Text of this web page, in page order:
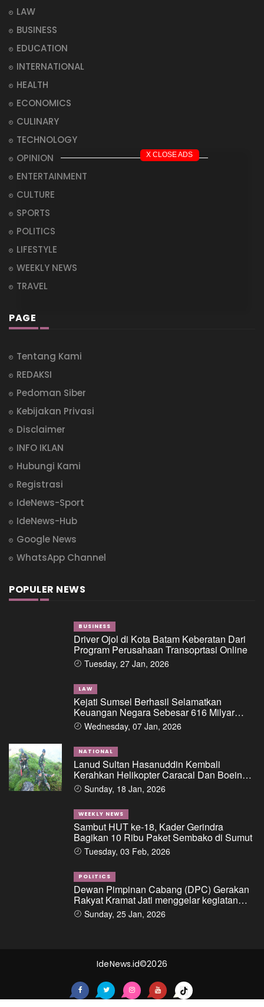
X CLOSE ADS
LAW
BUSINESS
EDUCATION
INTERNATIONAL
HEALTH
ECONOMICS
CULINARY
TECHNOLOGY
OPINION
ENTERTAINMENT
CULTURE
SPORTS
POLITICS
LIFESTYLE
WEEKLY NEWS
TRAVEL
PAGE
Tentang Kami
REDAKSI
Pedoman Siber
Kebijakan Privasi
Disclaimer
INFO IKLAN
Hubungi Kami
Registrasi
IdeNews-Sport
IdeNews-Hub
Google News
WhatsApp Channel
POPULER NEWS
BUSINESS
Driver Ojol di Kota Batam Keberatan Dari
Program Perusahaan Transoprtasi Online
Tuesday, 27 Jan, 2026
LAW
Kejati Sumsel Berhasil Selamatkan
Keuangan Negara Sebesar 616 Milyar
Dalam Perkara Dugaan Tipikor Pemberian
Fasilitas Pinjaman/Kredit Dari Salah Satu
Bank Pemerintah Kepada PT. BSS Dan PT.
SAL
Wednesday, 07 Jan, 2026
NATIONAL
Lanud Sultan Hasanuddin Kembali
Kerahkan Helikopter Caracal Dan Boeing
Intai Strategis, Lokasi Jatuhnya Pesawat
ATR 42-500 Berhasil Diidentifikasi
Sunday, 18 Jan, 2026
WEEKLY NEWS
Sambut HUT ke-18, Kader Gerindra
Bagikan 10 Ribu Paket Sembako di Sumut
Tuesday, 03 Feb, 2026
POLITICS
Dewan Pimpinan Cabang (DPC) Gerakan
Rakyat Kramat Jati menggelar kegiatan
“Ngopi di Condet”
Sunday, 25 Jan, 2026
IdeNews.id©2026